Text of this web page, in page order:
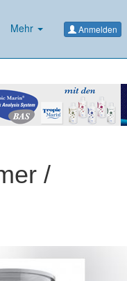
Mehr Anmelden
/